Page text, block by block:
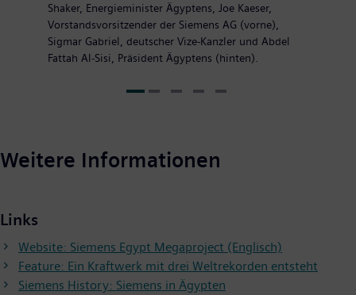
Shaker, Energieminister Ägyptens, Joe Kaeser,
Vorstandsvorsitzender der Siemens AG (vorne),
Sigmar Gabriel, deutscher Vize-Kanzler und Abdel
Fattah Al-Sisi, Präsident Ägyptens (hinten).
Weitere Informationen
Links
Website: Siemens Egypt Megaproject (Englisch)
Feature: Ein Kraftwerk mit drei Weltrekorden entsteht
Siemens History: Siemens in Ägypten